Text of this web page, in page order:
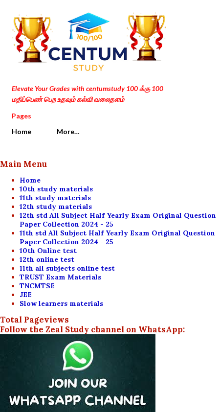
Skip to main content
Elevate Your Grades with centumstudy 100 க்கு 100
மதிப்பெண் பெற உதவும் கல்வி வலைதளம்
Pages
Home
More…
Main Menu
Home
10th study materials
11th study materials
12th study materials
12th std All Subject Half Yearly Exam Original Question
Paper Collection 2024 - 25
11th std All Subject Half Yearly Exam Original Question
Paper Collection 2024 - 25
10th Online test
12th online test
11th all subjects online test
TRUST Exam Materials
TNCMTSE
JEE
Slow learners materials
Total Pageviews
Follow the Zeal Study channel on WhatsApp: